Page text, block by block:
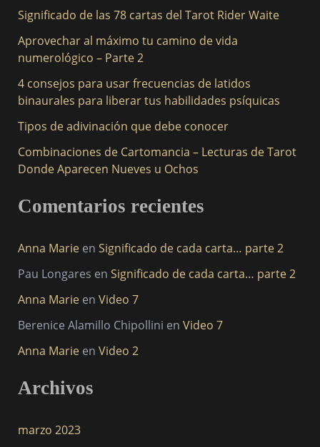
a
r
p
o
Significado de las 78 cartas del Tarot Rider Waite
Aprovechar al máximo tu camino de vida
numerológico – Parte 2
4 consejos para usar frecuencias de latidos
binaurales para liberar tus habilidades psíquicas
Tipos de adivinación que debe conocer
Combinaciones de Cartomancia – Lecturas de Tarot
Donde Aparecen Nueves u Ochos
Comentarios recientes
Anna Marieen Significado de cada carta… parte 2
Pau Longares en Significado de cada carta… parte 2
Anna Marieen Video 7
Berenice Alamillo Chipollini en Video 7
Anna Marieen Video 2
Archivos
marzo 2023